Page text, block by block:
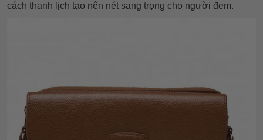
cách thanh lịch tạo nên nét sang trọng cho người đem.